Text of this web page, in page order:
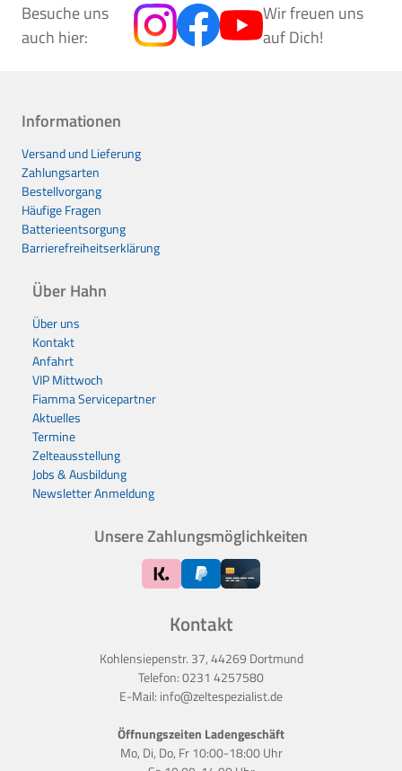
Besuche uns
auch hier:
Wir freuen uns
auf Dich!
Informationen
Versand und Lieferung
Zahlungsarten
Bestellvorgang
Häufige Fragen
Batterieentsorgung
Barrierefreiheitserklärung
Über Hahn
Über uns
Kontakt
Anfahrt
VIP Mittwoch
Fiamma Servicepartner
Aktuelles
Termine
Zelteausstellung
Jobs & Ausbildung
Newsletter Anmeldung
Kontakt
Kohlensiepenstr. 37, 44269 Dortmund
Telefon:0231 4257580
E-Mail: info@zeltespezialist.de
Öffnungszeiten Ladengeschäft
Mo, Di, Do, Fr 10:00-18:00 Uhr
Unsere Zahlungsmöglichkeiten